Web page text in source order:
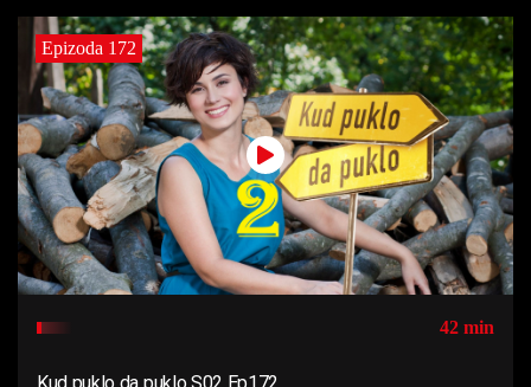
Epizoda 172
42 min